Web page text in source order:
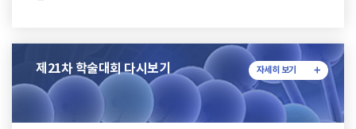
제21차 학술대회 다시보기 자세히 보기